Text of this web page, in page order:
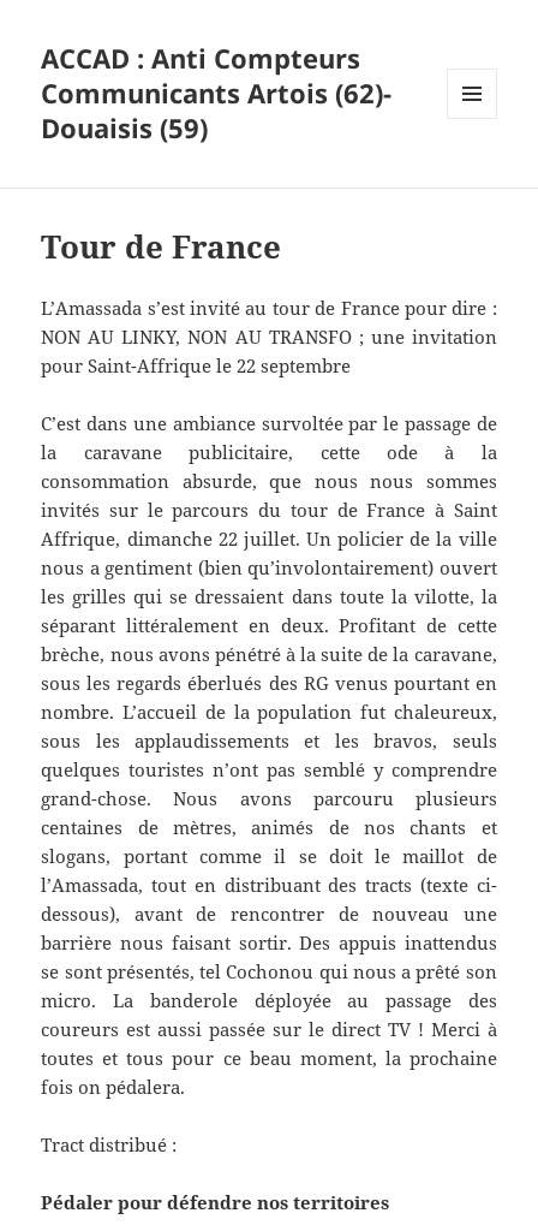
ACCAD : Anti Compteurs
Communicants Artois (62)-
Douaisis (59)
Tour de France
L’Amassada s’est invité au tour de France pour dire :
NON AU LINKY, NON AU TRANSFO ; une invitation
pour Saint-Affrique le 22 septembre
C’est dans une ambiance survoltée par le passage de
la caravane publicitaire, cette ode à la
consommation absurde, que nous nous sommes
invités sur le parcours du tour de France à Saint
Affrique, dimanche 22 juillet. Un policier de la ville
nous a gentiment (bien qu’involontairement) ouvert
les grilles qui se dressaient dans toute la vilotte, la
séparant littéralement en deux. Profitant de cette
brèche, nous avons pénétré à la suite de la caravane,
sous les regards éberlués des RG venus pourtant en
nombre. L’accueil de la population fut chaleureux,
sous les applaudissements et les bravos, seuls
quelques touristes n’ont pas semblé y comprendre
grand-chose. Nous avons parcouru plusieurs
centaines de mètres, animés de nos chants et
slogans, portant comme il se doit le maillot de
l’Amassada, tout en distribuant des tracts (texte ci-
dessous), avant de rencontrer de nouveau une
barrière nous faisant sortir. Des appuis inattendus
se sont présentés, tel Cochonou qui nous a prêté son
micro. La banderole déployée au passage des
coureurs est aussi passée sur le direct TV ! Merci à
toutes et tous pour ce beau moment, la prochaine
fois on pédalera.
Tract distribué :
Pédaler pour défendre nos territoires